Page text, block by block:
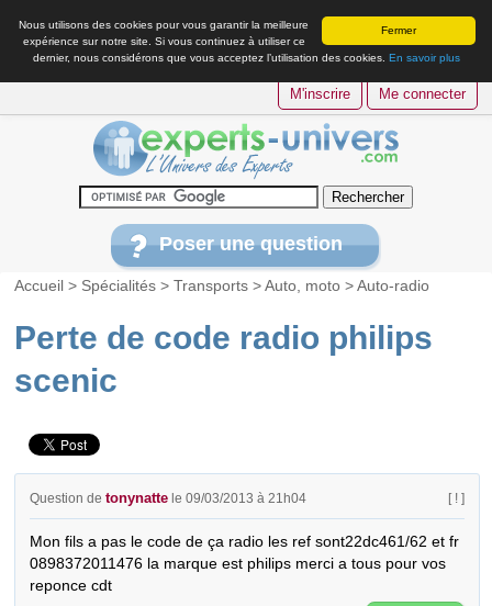
Fermer
Nous utilisons des cookies pour vous garantir la meilleure
expérience sur notre site. Si vous continuez à utiliser ce
dernier, nous considérons que vous acceptez l’utilisation des cookies. En savoir plus
M'inscrire Me connecter
Poser une question
Accueil > Spécialités >Transports >Auto, moto >Auto-radio
Perte de code radio philips
scenic
Question detonynatte le 09/03/2013 à 21h04 [ ! ]
Mon fils a pas le code de ça radio les ref sont22dc461/62 et fr
0898372011476 la marque est philips merci a tous pour vos
reponce cdt